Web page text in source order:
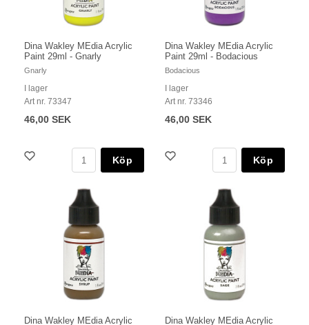
Dina Wakley MEdia Acrylic
Paint 29ml - Gnarly
Gnarly
I lager
Art nr. 73347
46,00 SEK
Köp
Dina Wakley MEdia Acrylic
Paint 29ml - Bodacious
Bodacious
I lager
Art nr. 73346
46,00 SEK
Köp
Dina Wakley MEdia Acrylic
Dina Wakley MEdia Acrylic